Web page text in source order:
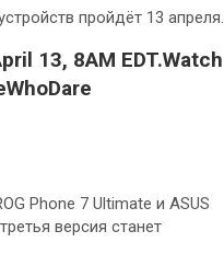
пройдёт 13 апреля.
13, 8AM EDT.Watch
Phone 7 Ultimate и ASUS
версия станет